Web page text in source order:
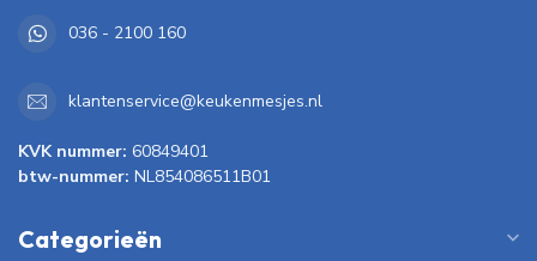
036 - 2100 160
klantenservice@keukenmesjes.nl
KVK nummer: 60849401
btw-nummer: NL854086511B01
Categorieën